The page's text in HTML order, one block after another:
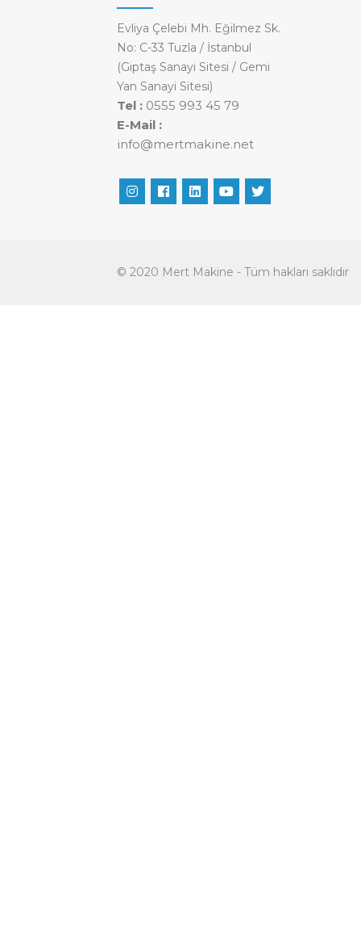
Evliya Çelebi Mh. Eğilmez Sk.
No: C-33 Tuzla / İstanbul
(Giptaş Sanayi Sitesi / Gemi
Yan Sanayi Sitesi)
Tel : 0555 993 45 79
E-Mail :
info@mertmakine.net
© 2020 Mert Makine - Tüm hakları saklıdır